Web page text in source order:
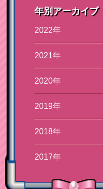
年別アーカイブ
2022年
2021年
2020年
2019年
2018年
2017年